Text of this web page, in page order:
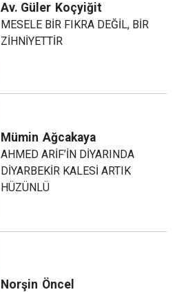
Av. Güler Koçyiğit
MESELE BİR FIKRA DEĞİL, BİR
ZİHNİYETTİR
Mümin Ağcakaya
AHMED ARİF’İN DİYARINDA
DİYARBEKİR KALESİ ARTIK
HÜZÜNLÜ
Norşin Öncel